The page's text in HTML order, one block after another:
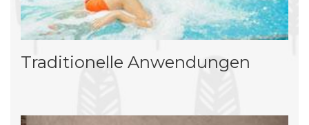
Traditionelle Anwendungen